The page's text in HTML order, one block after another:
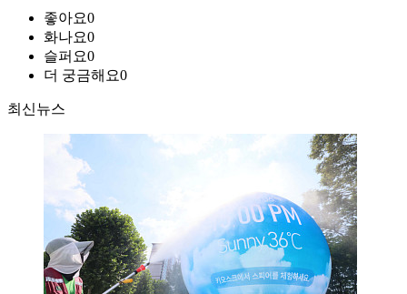
좋아요0
화나요0
슬퍼요0
더 궁금해요0
최신뉴스